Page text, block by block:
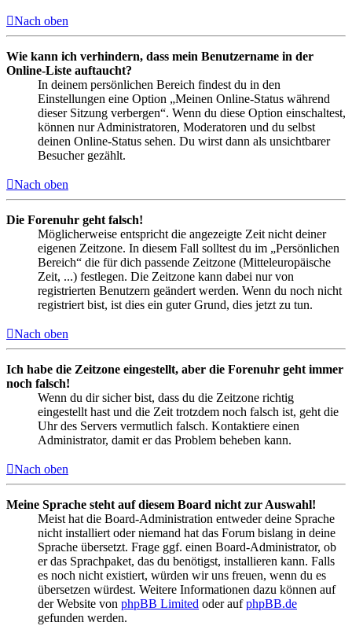
Nach oben
Wie kann ich verhindern, dass mein Benutzername in der
Online-Liste auftaucht?
In deinem persönlichen Bereich findest du in den
Einstellungen eine Option „Meinen Online-Status während
dieser Sitzung verbergen“. Wenn du diese Option einschaltest,
können nur Administratoren, Moderatoren und du selbst
deinen Online-Status sehen. Du wirst dann als unsichtbarer
Besucher gezählt.
Nach oben
Die Forenuhr geht falsch!
Möglicherweise entspricht die angezeigte Zeit nicht deiner
eigenen Zeitzone. In diesem Fall solltest du im „Persönlichen
Bereich“ die für dich passende Zeitzone (Mitteleuropäische
Zeit, ...) festlegen. Die Zeitzone kann dabei nur von
registrierten Benutzern geändert werden. Wenn du noch nicht
registriert bist, ist dies ein guter Grund, dies jetzt zu tun.
Nach oben
Ich habe die Zeitzone eingestellt, aber die Forenuhr geht immer
noch falsch!
Wenn du dir sicher bist, dass du die Zeitzone richtig
eingestellt hast und die Zeit trotzdem noch falsch ist, geht die
Uhr des Servers vermutlich falsch. Kontaktiere einen
Administrator, damit er das Problem beheben kann.
Nach oben
Meine Sprache steht auf diesem Board nicht zur Auswahl!
Meist hat die Board-Administration entweder deine Sprache
nicht installiert oder niemand hat das Forum bislang in deine
Sprache übersetzt. Frage ggf. einen Board-Administrator, ob
er das Sprachpaket, das du benötigst, installieren kann. Falls
es noch nicht existiert, würden wir uns freuen, wenn du es
übersetzen würdest. Weitere Informationen dazu können auf
der Website von phpBB Limited oder aufphpBB.de
gefunden werden.